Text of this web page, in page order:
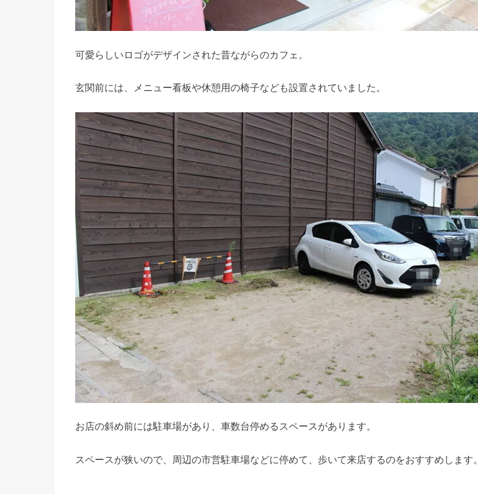
可愛らしいロゴがデザインされた昔ながらのカフェ。
玄関前には、メニュー看板や休憩用の椅子なども設置されていました。
お店の斜め前には駐車場があり、車数台停めるスペースがあります。
スペースが狭いので、周辺の市営駐車場などに停めて、歩いて来店するのをおすすめします。